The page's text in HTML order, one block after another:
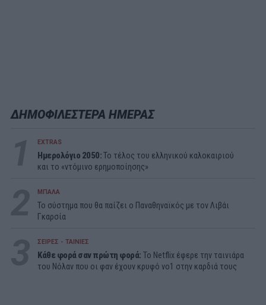
ΔΗΜΟΦΙΛΕΣΤΕΡΑ ΗΜΕΡΑΣ
EXTRAS
Ημερολόγιο 2050:To τέλος του ελληνικού καλοκαιριού
και το «ντόμινο ερημοποίησης»
ΜΠΑΛΑ
Το σύστημα που θα παίζει ο Παναθηναϊκός με τον Λιβάι
Γκαρσία
ΣΕΙΡΕΣ - ΤΑΙΝΙΕΣ
Κάθε φορά σαν πρώτη φορά: Το Netflix έφερε την ταινιάρα
του Νόλαν που οι φαν έχουν κρυφό νο1 στην καρδιά τους